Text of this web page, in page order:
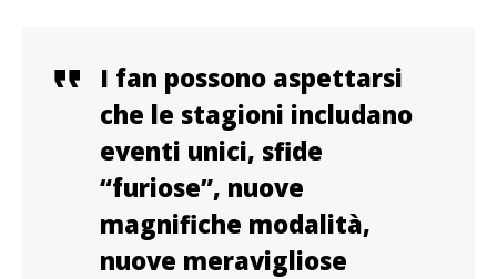
I fan possono aspettarsi
che le stagioni includano
eventi unici, sfide
“furiose”, nuove
magnifiche modalità,
nuove meravigliose